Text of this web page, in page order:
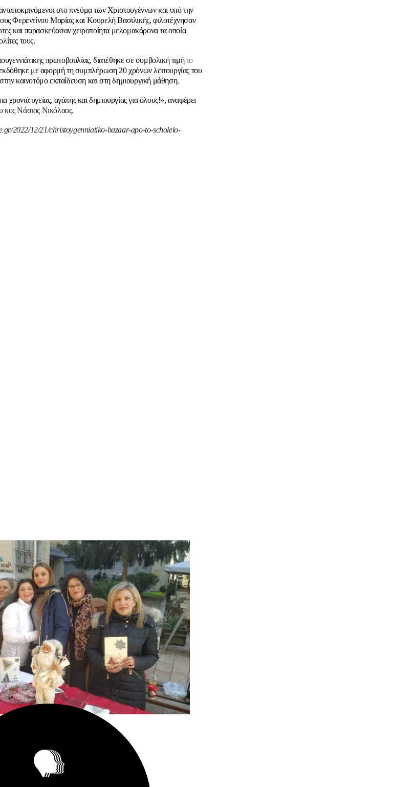
στο πνεύμα των Χριστουγέννων και υπό την
Φερεντίνου Μαρίας και Κουρελή Βασιλικής, φιλοτέχνησαν
και παρασκεύασαν χειροποίητα μελομακάρονα τα οποία
τους.
πρωτοβουλίας, διατέθηκε σε συμβολική τιμήτο
με αφορμή τη συμπλήρωση 20 χρόνων λειτουργίας του
καινοτόμο εκπαίδευση και στη δημιουργική μάθηση.
χρονιά υγείας, αγάπης και δημιουργίας για όλους!», αναφέρει
κος Νάσιος Νικόλαος.
2022/12/21/christoygenniatiko-bazaar-apo-to-scholeio-